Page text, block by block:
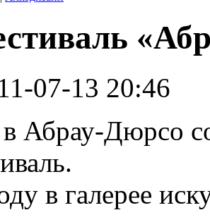
07-13 20:46
Абрау-Дюрсо
в галерее